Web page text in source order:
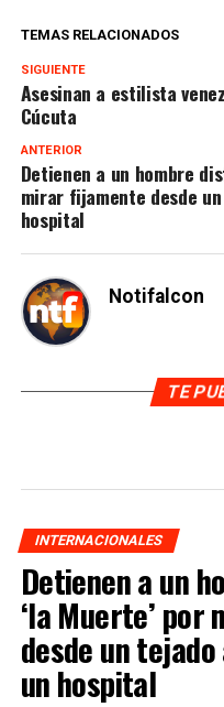
TEMAS RELACIONADOS
SIGUIENTE
Asesinan a estilista
Cúcuta
ANTERIOR
Detienen a un hombre
mirar fijamente desde
hospital
Notifalcon
TE
INTERNACIONALES
Detienen a un
‘la Muerte’
desde un
un hospital